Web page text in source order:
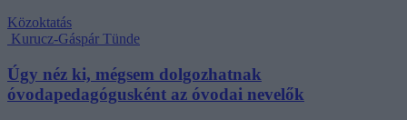
Közoktatás
Kurucz-Gáspár Tünde
Úgy néz ki, mégsem dolgozhatnak
óvodapedagógusként az óvodai nevelők